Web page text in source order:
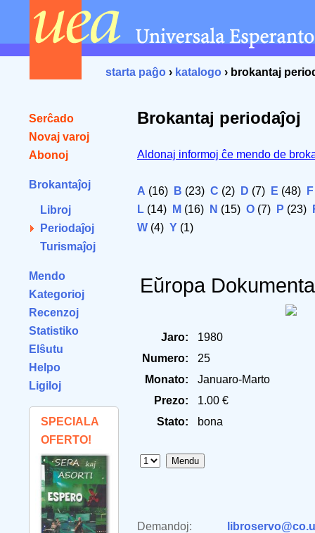
starta paĝo › katalogo › brokantaj
Serĉado
Novaj varoj
Abonoj
Brokantaĵoj
Libroj
Periodaĵoj
Turismaĵoj
Mendo
Kategorioj
Recenzoj
Statistiko
Elŝutu
Helpo
Ligiloj
SPECIALA
OFERTO!
Brokantaj periodaĵoj
Aldonaj informoj ĉe mendo de
A (16) B (23) C (2) D (7) E (48) F
L (14) M (16) N (15) O (7) P (23)
W (4) Y (1)
Eŭropa
Jaro:
1980
Numero:
25
Monato:
Januaro-Marto
Prezo:
1.00 €
Stato:
bona
Demandoj: